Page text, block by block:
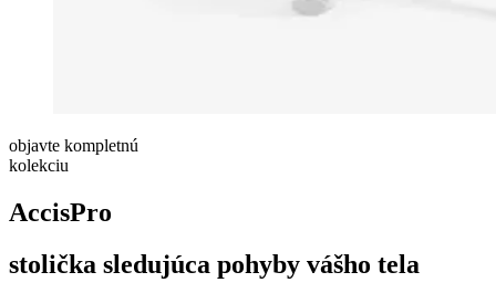
objavte kompletnú
kolekciu
AccisPro
stolička sledujúca pohyby vášho tela